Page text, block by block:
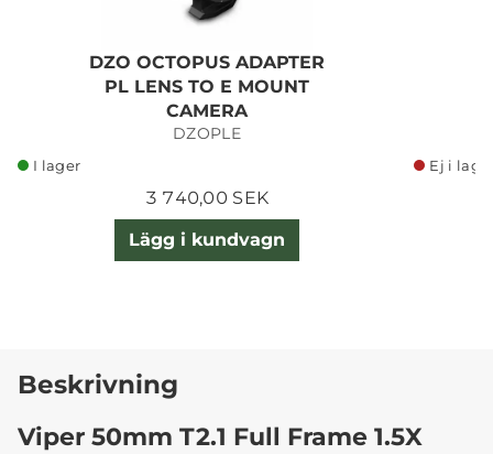
DZO OCTOPUS ADAPTER
PL LENS TO E MOUNT
CAMERA
DZOPLE
I lager
3 740,00 SEK
Lägg i kundvagn
Ej i
Beskrivning
Viper 50mm T2.1 Full Frame 1.5X